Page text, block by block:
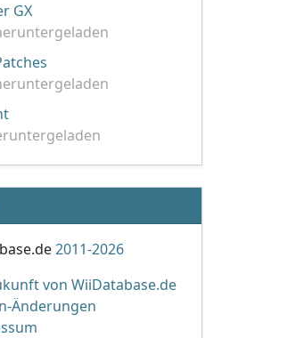
GX
2011-2026
von WiiDatabase.de
Änderungen